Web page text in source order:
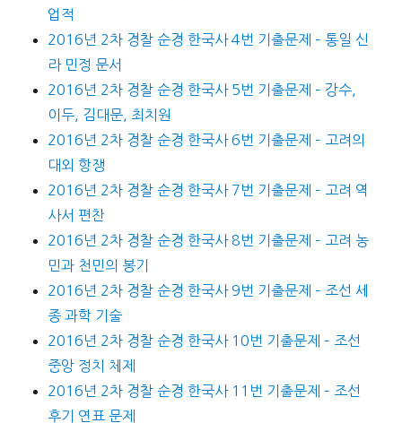
업적
2016년 2차 경찰 순경 한국사 4번 기출문제 – 통일 신
라 민정 문서
2016년 2차 경찰 순경 한국사 5번 기출문제 – 강수,
이두, 김대문, 최치원
2016년 2차 경찰 순경 한국사 6번 기출문제 – 고려의
대외 항쟁
2016년 2차 경찰 순경 한국사 7번 기출문제 – 고려 역
사서 편찬
2016년 2차 경찰 순경 한국사 8번 기출문제 – 고려 농
민과 천민의 봉기
2016년 2차 경찰 순경 한국사 9번 기출문제 – 조선 세
종 과학 기술
2016년 2차 경찰 순경 한국사 10번 기출문제 – 조선
중앙 정치 체제
2016년 2차 경찰 순경 한국사 11번 기출문제 – 조선
후기 연표 문제